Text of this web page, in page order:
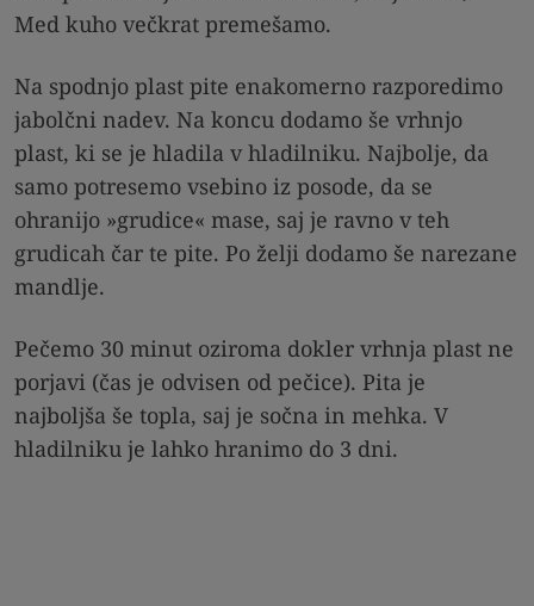
Med kuho večkrat premešamo.
Na spodnjo plast pite enakomerno razporedimo
jabolčni nadev. Na koncu dodamo še vrhnjo
plast, ki se je hladila v hladilniku. Najbolje, da
samo potresemo vsebino iz posode, da se
ohranijo »grudice« mase, saj je ravno v teh
grudicah čar te pite. Po želji dodamo še narezane
mandlje.
Pečemo 30 minut oziroma dokler vrhnja plast ne
porjavi (čas je odvisen od pečice). Pita je
najboljša še topla, saj je sočna in mehka. V
hladilniku je lahko hranimo do 3 dni.